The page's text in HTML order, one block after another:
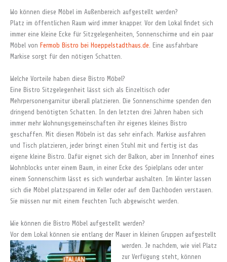
Wo können diese Möbel im Außenbereich aufgestellt werden?
Platz im öffentlichen Raum wird immer knapper. Vor dem Lokal findet sich
immer eine kleine Ecke für Sitzgelegenheiten, Sonnenschirme und ein paar
Möbel von Fermob Bistro bei Hoeppelstadthaus.de . Eine ausfahrbare
Markise sorgt für den nötigen Schatten.
Welche Vorteile haben diese Bistro Möbel?
Eine Bistro Sitzgelegenheit lässt sich als Einzeltisch oder
Mehrpersonengarnitur überall platzieren. Die Sonnenschirme spenden den
dringend benötigten Schatten. In den letzten drei Jahren haben sich
immer mehr Wohnungsgemeinschaften ihr eigenes kleines Bistro
geschaffen. Mit diesen Möbeln ist das sehr einfach. Markise ausfahren
und Tisch platzieren, jeder bringt einen Stuhl mit und fertig ist das
eigene kleine Bistro. Dafür eignet sich der Balkon, aber im Innenhof eines
Wohnblocks unter einem Baum, in einer Ecke des Spielplans oder unter
einem Sonnenschirm lässt es sich wunderbar aushalten. Im Winter lassen
sich die Möbel platzsparend im Keller oder auf dem Dachboden verstauen.
Sie müssen nur mit einem feuchten Tuch abgewischt werden.
Wie können die Bistro Möbel aufgestellt werden?
Vor dem Lokal können sie entlang der Mauer in kleinen Gruppen aufgestellt
werden. Je nachdem, wie viel Platz
zur Verfügung steht, können